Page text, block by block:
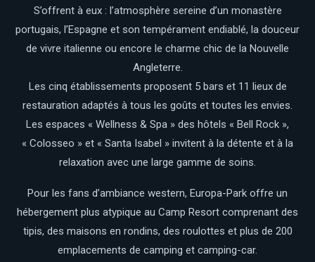
S’offrent à eux : l’atmosphère sereine d’un monastère
portugais, l’Espagne et son tempérament endiablé, la douceur
de vivre italienne ou encore le charme chic de la Nouvelle
Angleterre.
Les cinq établissements proposent 5 bars et 11 lieux de
restauration adaptés à tous les goûts et toutes les envies.
Les espaces « Wellness & Spa » des hôtels « Bell Rock »,
« Colosseo » et « Santa Isabel » invitent à la détente et à la
relaxation avec une large gamme de soins.
Pour les fans d’ambiance western, Europa-Park offre un
hébergement plus atypique au Camp Resort comprenant des
tipis, des maisons en rondins, des roulottes et plus de 200
emplacements de camping et camping-car.